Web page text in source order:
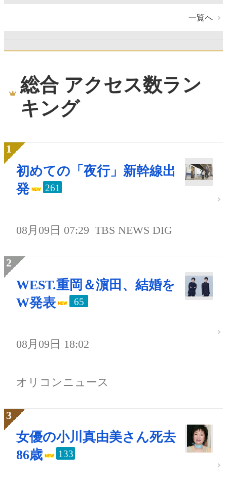
一覧へ
総合 アクセス数ラン
キング
初めての「夜行」新幹線出
発
261
08月09日 07:29 TBS NEWS DIG
WEST.重岡＆濵田、結婚を
W発表
65
08月09日 18:02
オリコンニュース
女優の小川真由美さん死去
86歳
133